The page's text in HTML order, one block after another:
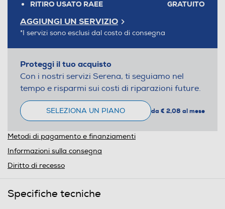
RITIRO USATO RAEE GRATUITO
AGGIUNGI UN SERVIZIO
*I servizi sono esclusi dal costo di consegna
Proteggi il tuo acquisto
Con i nostri servizi Serena, ti seguiamo nel
tempo e risparmi sui costi di riparazioni future.
SELEZIONA UN PIANO da € 2,08 al mese
Metodi di pagamento e finanziamenti
Informazioni sulla consegna
Diritto di recesso
Specifiche tecniche